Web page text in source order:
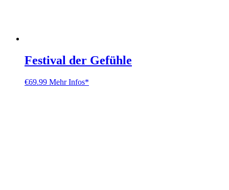
Festival der Gefühle
€69.99 Mehr Infos*